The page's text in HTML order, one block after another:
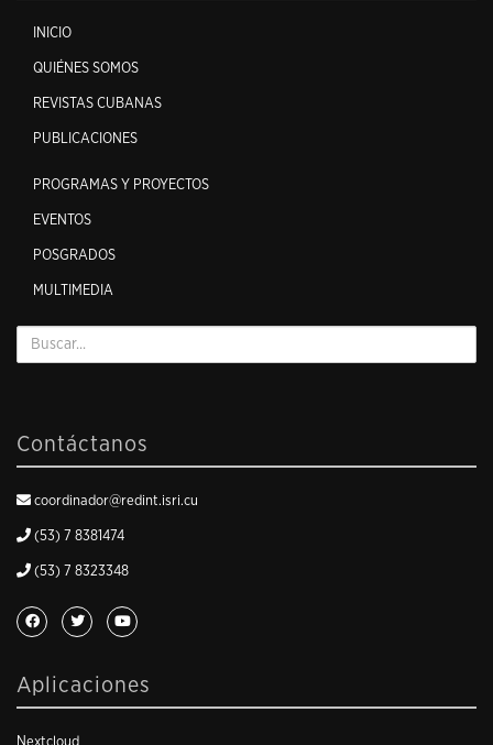
INICIO
QUIÉNES SOMOS
REVISTAS CUBANAS
PUBLICACIONES
PROGRAMAS Y PROYECTOS
EVENTOS
POSGRADOS
MULTIMEDIA
Contáctanos
coordinador@redint.isri.cu
(53) 7 8381474
(53) 7 8323348
Aplicaciones